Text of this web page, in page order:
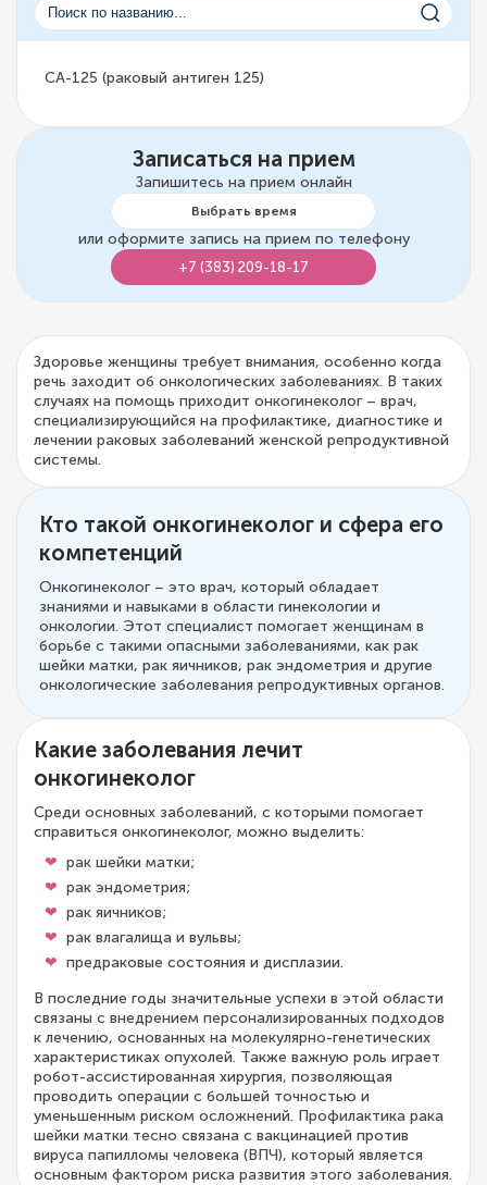
CA-125 (раковый антиген 125)
Записаться на прием
Запишитесь на прием онлайн
Выбрать время
или оформите запись на прием по телефону
+7 (383) 209-18-17
Здоровье женщины требует внимания, особенно когда
речь заходит об онкологических заболеваниях. В таких
случаях на помощь приходит онкогинеколог – врач,
специализирующийся на профилактике, диагностике и
лечении раковых заболеваний женской репродуктивной
системы.
Кто такой онкогинеколог и сфера его
компетенций
Онкогинеколог – это врач, который обладает
знаниями и навыками в области гинекологии и
онкологии. Этот специалист помогает женщинам в
борьбе с такими опасными заболеваниями, как рак
шейки матки, рак яичников, рак эндометрия и другие
онкологические заболевания репродуктивных органов.
Какие заболевания лечит
онкогинеколог
Среди основных заболеваний, с которыми помогает
справиться онкогинеколог, можно выделить:
рак шейки матки;
рак эндометрия;
рак яичников;
рак влагалища и вульвы;
предраковые состояния и дисплазии.
В последние годы значительные успехи в этой области
связаны с внедрением персонализированных подходов
к лечению, основанных на молекулярно-генетических
характеристиках опухолей. Также важную роль играет
робот-ассистированная хирургия, позволяющая
проводить операции с большей точностью и
уменьшенным риском осложнений. Профилактика рака
шейки матки тесно связана с вакцинацией против
вируса папилломы человека (ВПЧ), который является
основным фактором риска развития этого заболевания.